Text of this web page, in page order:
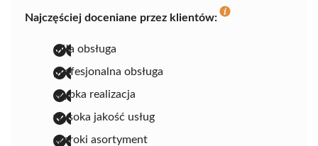
Najczęściej doceniane przez klientów:
miła obsługa
profesjonalna obsługa
szybka realizacja
wysoka jakość usług
szeroki asortyment